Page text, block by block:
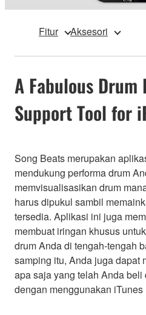
Fitur Aksesori
A Fabulous
Support Tool for
Song Beats merupakan
mendukung performa drum
memvisualisasikan drum
harus dipukul sambil
tersedia. Aplikasi ini juga
membuat iringan khusus
drum Anda di tengah-tengah
samping itu, Anda juga dapat
apa saja yang telah Anda
dengan menggunakan